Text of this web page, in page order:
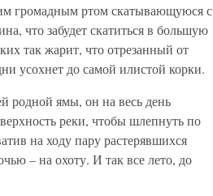
громадным ртом скатывающуюся с
что забудет скатиться в большую
так жарит, что отрезанный от
усохнет до самой илистой корки.
родной ямы, он на весь день
реки, чтобы шлепнуть по
на ходу пару растерявшихся
– на охоту. И так все лето, до